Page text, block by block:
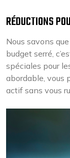
RÉDUCTIONS
Nous savons
budget serré,
spéciales pour
abordable, vous
actif sans vous